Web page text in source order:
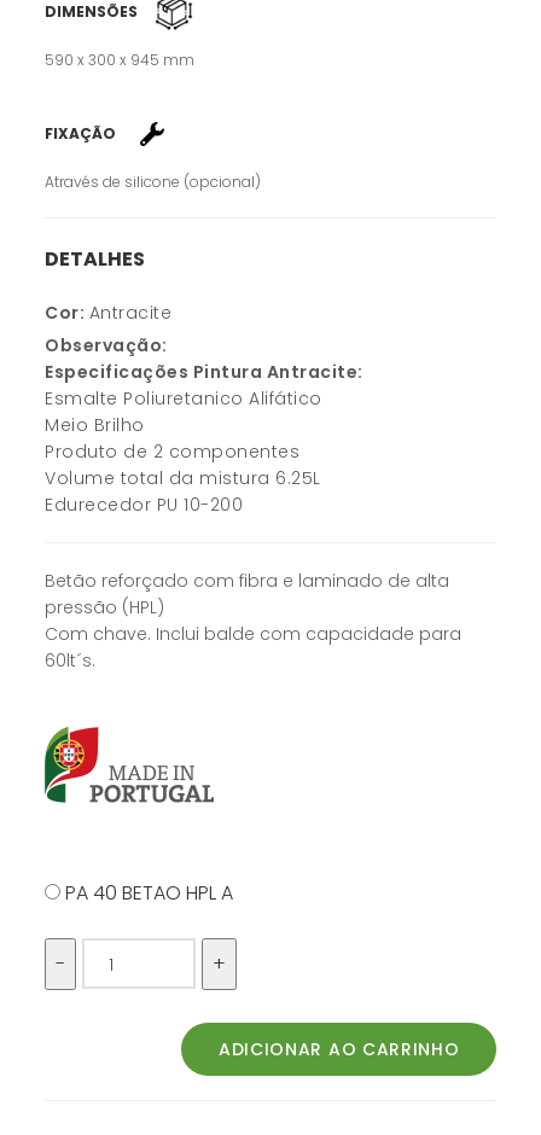
DIMENSÕES
590 x 300 x 945 mm
FIXAÇÃO
Através de silicone (opcional)
DETALHES
Cor: Antracite
Observação:
Especificações Pintura Antracite:
Esmalte Poliuretanico Alifático
Meio Brilho
Produto de 2 componentes
Volume total da mistura 6.25L
Edurecedor PU 10-200
Betão reforçado com fibra e laminado de alta
pressão (HPL)
Com chave. Inclui balde com capacidade para
60lt´s.
PA 40 BETAO HPL A